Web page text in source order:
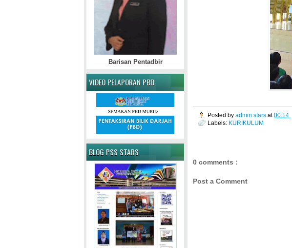
Posted by admin stars at00:14
Labels: KURIKULUM
0 comments :
Post a Comment
Barisan Pentadbir
VIDEO PELAPORAN PBD
BLOG PSS STARS